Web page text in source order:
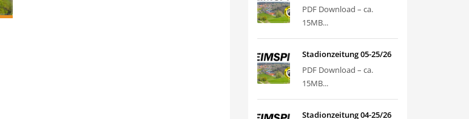
Mon-Fri 9:00AM - 6:00AM
Sat - 9:00AM-5:00PM
PDF Download – ca.
15MB...
Stadionzeitung 05-25/26
PDF Download – ca.
15MB...
Stadionzeitung 04-25/26